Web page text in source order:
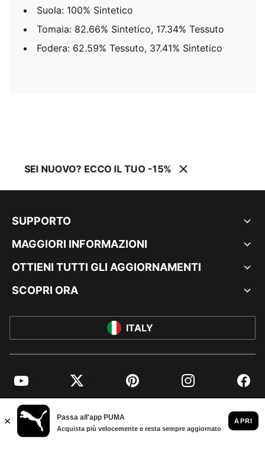
Suola: 100% Sintetico
Tomaia: 82.66% Sintetico, 17.34% Tessuto
Fodera: 62.59% Tessuto, 37.41% Sintetico
SEI NUOVO? ECCO IL TUO -15%
SUPPORTO
MAGGIORI INFORMAZIONI
OTTIENI TUTTI GLI AGGIORNAMENTI
SCOPRI ORA
ITALY
YouTube Twitter Pinterest Instagram
© PUMA EUROPE GMBH, 2026. TUTTI I DIRITTI RISERVATI
DATI AZIENDALI E LEGALI